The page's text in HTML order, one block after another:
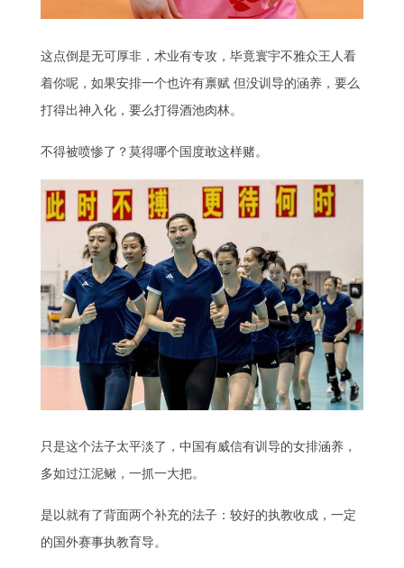
这点倒是无可厚非，术业有专攻，毕竟寰宇不雅众王人看
着你呢，如果安排一个也许有禀赋 但没训导的涵养，要么
打得出神入化，要么打得酒池肉林。
不得被喷惨了？莫得哪个国度敢这样赌。
只是这个法子太平淡了，中国有威信有训导的女排涵养，
多如过江泥鳅，一抓一大把。
是以就有了背面两个补充的法子：较好的执教收成，一定
的国外赛事执教育导。